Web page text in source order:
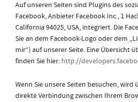
Auf unseren Seiten sind Plugins des
Facebook, Anbieter Facebook Inc., 1
California 94025, USA, integriert. Die
Sie an dem Facebook-Logo oder dem
mir“) auf unserer Seite. Eine Übersicht
finden Sie hier: http://
Wenn Sie unsere Seiten besuchen, wird
direkte Verbindung zwischen Ihrem